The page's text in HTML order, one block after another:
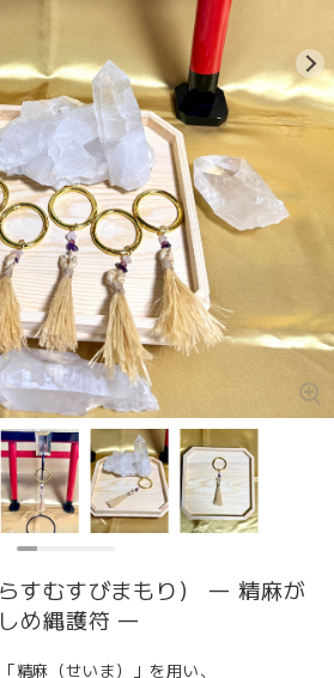
すむすびまもり） ― 精麻が
め縄護符 ―
精麻（せいま）」を用い、